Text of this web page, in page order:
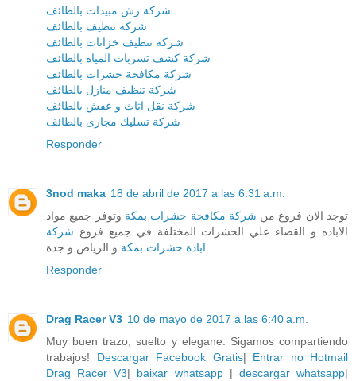
شركة رش مبيدات بالطائف
شركة تنظيف بالطائف
شركة تنظيف خزانات بالطائف
شركة كشف تسربات المياه بالطائف
شركة مكافحة حشرات بالطائف
شركة تنظيف منازل بالطائف
شركة نقل اثاث و عفش بالطائف
شركة تسليك مجارى بالطائف
Responder
3nod maka 18 de abril de 2017 a las 6:31 a.m.
توجد الان فروع من شركة مكافحة حشرات بمكة وتوفر جميع مواد
الاباده و القضاء علي الحشرات المختلفة في جميع فروع شركة
ابادة حشرات بمكة و الرياض و جدة
Responder
Drag Racer V3 10 de mayo de 2017 a las 6:40 a.m.
Muy buen trazo, suelto y elegane. Sigamos compartiendo
trabajos! Descargar Facebook Gratis| Entrar no Hotmail
Drag Racer V3| baixar whatsapp| descargar whatsapp|